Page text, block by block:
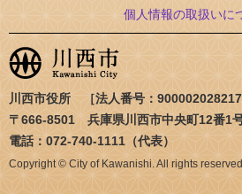
個人情報の取扱いに
川西市役所 ［法人番号：
〒666-8501 兵庫県川西市中央町12番
電話：072-740-1111（代表）
Copyright © City of Kawanishi. All rights reserved.